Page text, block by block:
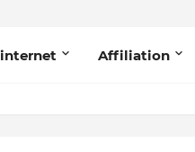
Affiliation